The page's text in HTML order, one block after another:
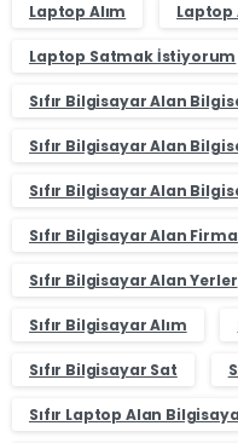
Laptop Alım Laptop
Laptop Satmak İstiyorum
Sıfır Bilgisayar Alan
Sıfır Bilgisayar Alan
Sıfır Bilgisayar Alan
Sıfır Bilgisayar Alan
Sıfır Bilgisayar Alan Yerler
Sıfır Bilgisayar Alım
Sıfır Bilgisayar Sat
Sıfır Laptop Alan